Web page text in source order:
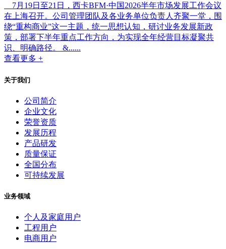
7月19日至21日，西卡BFM·中国2026半年市场发展工作会议
在上海召开。公司管理团队及各业务单位负责人齐聚一堂，围
绕“重构商业”这一主题，统一思想认知，研讨业务发展新政
策，部署下半年重点工作方向，为实现全年经营目标凝聚共
识、明确路径。 &......
查看更多 +
关于我们
公司简介
企业文化
荣誉资质
发展历程
产品研发
质量保证
全国分布
可持续发展
业务领域
个人及家庭用户
工程用户
电商用户